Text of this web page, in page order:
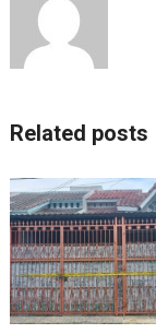
Related posts